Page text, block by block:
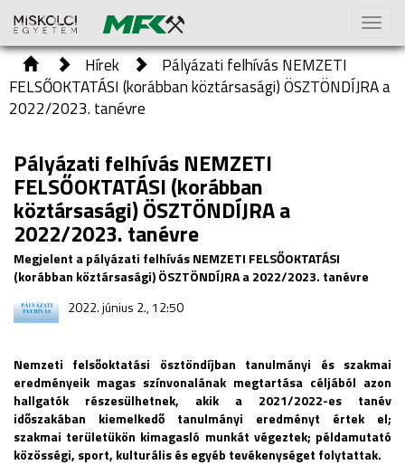
Toggle
Hírek
Pályázati felhívás NEMZETI
FELSŐOKTATÁSI (korábban köztársasági) ÖSZTÖNDÍJRA a
2022/2023. tanévre
Pályázati felhívás NEMZETI
FELSŐOKTATÁSI (korábban
köztársasági) ÖSZTÖNDÍJRA a
2022/2023. tanévre
Megjelent a pályázati felhívás NEMZETI FELSŐOKTATÁSI
(korábban köztársasági) ÖSZTÖNDÍJRA a 2022/2023. tanévre
2022. június 2., 12:50
Nemzeti felsőoktatási ösztöndíjban tanulmányi és szakmai
eredményeik magas színvonalának megtartása céljából azon
hallgatók részesülhetnek, akik a 2021/2022-es tanév
időszakában kiemelkedő tanulmányi eredményt értek el;
szakmai területükön kimagasló munkát végeztek; példamutató
közösségi, sport, kulturális és egyéb tevékenységet folytattak.